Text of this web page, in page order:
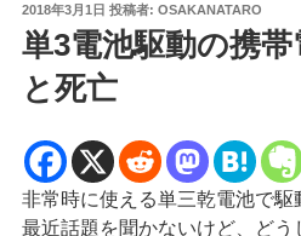
投
稿
日:
2018年3月1日 投稿者: OSAKANATARO
単3電池駆動の携
と死亡
非常時に使える単三乾電池で
最近話題を聞かないけど、ど